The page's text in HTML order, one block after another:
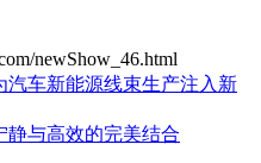
newShow_46.html
汽车新能源线束生产注入新
静与高效的完美结合